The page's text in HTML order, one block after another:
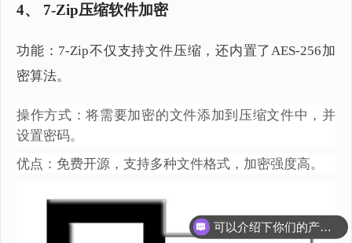
4、 7-Zip压缩软件加密
功能：7-Zip不仅支持文件压缩，还内置了AES-256加
密算法。
操作方式：将需要加密的文件添加到压缩文件中，并
设置密码。
优点：免费开源，支持多种文件格式，加密强度高。
你们是怎么收费的呢？